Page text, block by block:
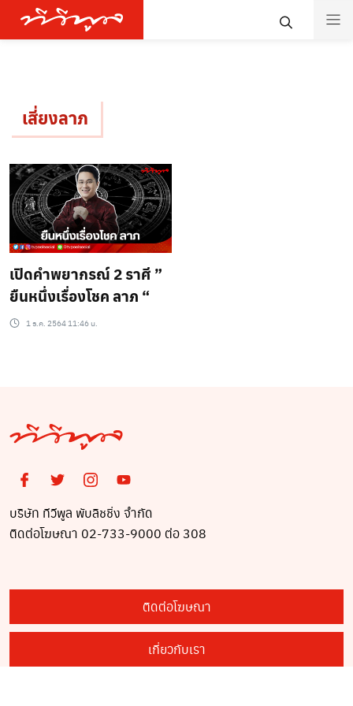
เสี่ยงลาภ
เปิดคำพยากรณ์ 2 ราศี ”
ยืนหนึ่งเรื่องโชค ลาภ “
1 ธ.ค. 2564 11:46 น.
บริษัท ทีวีพูล พับลิชชิ่ง จำกัด
ติดต่อโฆษณา 02-733-9000 ต่อ 308
ติดต่อโฆษณา
เกี่ยวกับเรา